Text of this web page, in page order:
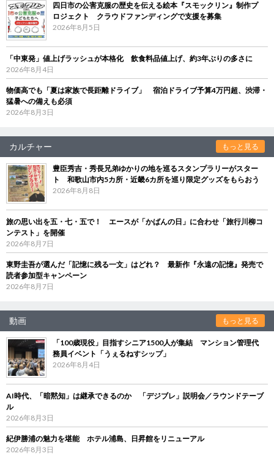
四日市の公害克服の歴史を伝える絵本『スモックリン』制作プ
ロジェクト クラウドファンディングで支援を募集
2026年8月5日
「中東発」値上げラッシュが本格化 飲食料品値上げ、約3年ぶりの多さに
2026年8月4日
物価高でも「夏は家族で長距離ドライブ」 宿泊ドライブ予算4万円超、渋滞・
猛暑への備えも必須
2026年8月3日
カルチャー もっと見る
豊臣秀吉・秀長兄弟ゆかりの地を巡るスタンプラリーがスター
ト 和歌山市内5カ所・近畿6カ所を巡り限定グッズをもらおう
2026年8月8日
旅の思い出を五・七・五で！ エースが「かばんの日」に合わせ「旅行川柳コ
ンテスト」を開催
2026年8月7日
東野圭吾が選んだ「記憶に残る一文」はどれ？ 最新作『永遠の記憶』発売で
読者参加型キャンペーン
2026年8月7日
動画 もっと見る
「100歳現役」目指すシニア1500人が集結 マンション管理代
務員イベント「うぇるねすシップ」
2026年8月4日
AI時代、「暗黙知」は継承できるのか 「デジブレ」説明会／ラウンドテーブ
ル
2026年8月3日
紀伊勝浦の魅力を堪能 ホテル浦島、日昇館をリニューアル
2026年8月3日